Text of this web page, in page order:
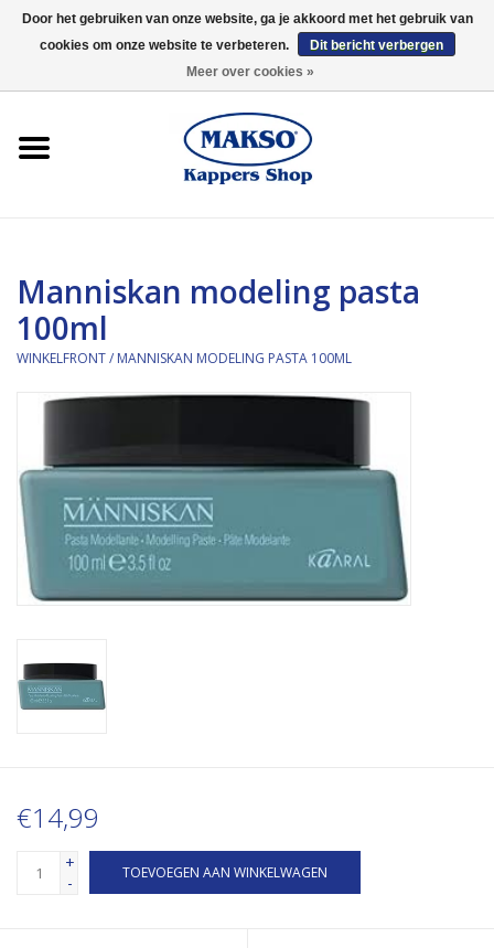
0 Artikelen - €0,00
Kaaral
360
Merken
Manniskan modeling pasta
100ml
WINKELFRONT/ MANNISKAN MODELING PASTA 100ML
€14,99
+
-
TOEVOEGEN AAN WINKELWAGEN
Door het gebruiken van onze website, ga je akkoord met het gebruik van
cookies om onze website te verbeteren.
Dit bericht verbergen
Meer over cookies »